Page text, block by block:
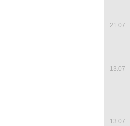
21.07
13.07
13.07